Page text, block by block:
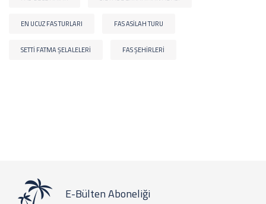
EN UCUZ FAS TURLARI FAS ASILAH TURU
SETTI FATMA ŞELALELERI FAS ŞEHIRLERI
E-Bülten Aboneliği